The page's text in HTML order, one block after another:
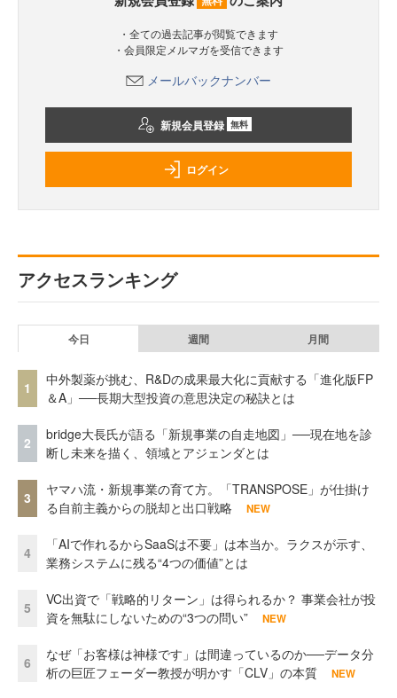
・全ての過去記事が閲覧できます
・会員限定メルマガを受信できます
メールバックナンバー
新規会員登録 無料
ログイン
アクセスランキング
今日 週間 月間
1
中外製薬が挑む、R&Dの成果最大化に貢献する「進化版FP
＆A」──長期大型投資の意思決定の秘訣とは
2
bridge大長氏が語る「新規事業の自走地図」──現在地を診
断し未来を描く、領域とアジェンダとは
3
ヤマハ流・新規事業の育て方。「TRANSPOSE」が仕掛け
る自前主義からの脱却と出口戦略
NEW
4
「AIで作れるからSaaSは不要」は本当か。ラクスが示す、
業務システムに残る“4つの価値”とは
5
VC出資で「戦略的リターン」は得られるか？ 事業会社が投
資を無駄にしないための“3つの問い”
NEW
6
なぜ「お客様は神様です」は間違っているのか──データ分
析の巨匠フェーダー教授が明かす「CLV」の本質
NEW